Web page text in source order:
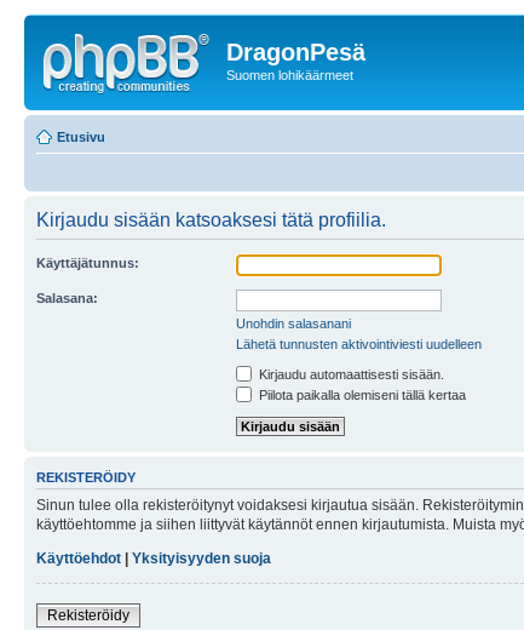
DragonPesä
Suomen lohikäärmeet
Etusivu
Kirjaudu sisään katsoaksesi tätä profiilia.
Käyttäjätunnus:
Salasana:
Unohdin salasanani
Lähetä tunnusten aktivointiviesti uudelleen
Kirjaudu automaattisesti sisään.
Piilota paikalla olemiseni tällä kertaa
REKISTERÖIDY
Sinun tulee olla rekisteröitynyt voidaksesi kirjautua sisään.
käyttöehtomme ja siihen liittyvät käytännöt ennen kirjautumista. Muista
Käyttöehdot
Yksityisyyden suoja
Rekisteröidy